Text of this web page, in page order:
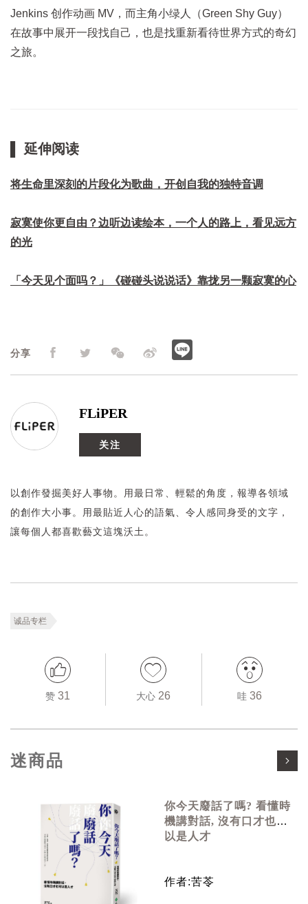
Jenkins 创作动画 MV，而主角小绿人（Green Shy Guy）
在故事中展开一段找自己，也是找重新看待世界方式的奇幻
之旅。
▌ 延伸阅读
将生命里深刻的片段化为歌曲，开创自我的独特音调
寂寞使你更自由？边听边读绘本，一个人的路上，看见远方
的光
「今天见个面吗？」《碰碰头说说话》靠拢另一颗寂寞的心
分享
FLiPER
关注
以創作發掘美好人事物。用最日常、輕鬆的角度，報導各領域
的創作大小事。用最貼近人心的語氣、令人感同身受的文字，
讓每個人都喜歡藝文這塊沃土。
诚品专栏
赞31 大心 26 哇36
迷商品
你今天廢話了嗎? 看懂時
機講對話, 沒有口才也可
以是人才
作者:苦苓